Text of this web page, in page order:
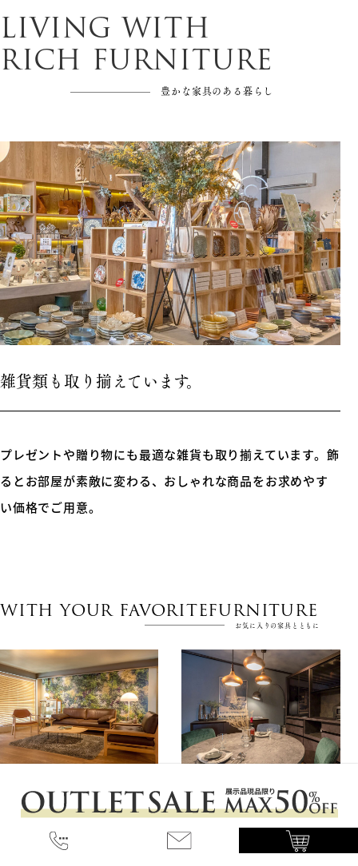
LIVING WITH
RICH FURNITURE
豊かな家具のある暮らし
雑貨類も取り揃えています。
プレゼントや贈り物にも最適な雑貨も取り揃えています。飾
るとお部屋が素敵に変わる、おしゃれな商品をお求めやす
い価格でご用意。
WITH YOUR FAVORITEFURNITURE
お気に入りの家具とともに